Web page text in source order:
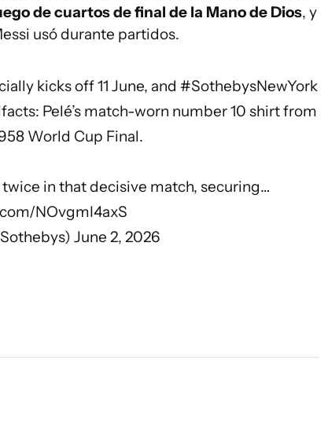
de cuartos de final de la Mano de Dios, y
usó durante partidos.
kicks off 11 June, and#SothebysNewYork
Pelé’s match-worn number 10 shirt from
World Cup Final.
twice in that decisive match, securing…
NOvgmI4axS
June 2, 2026